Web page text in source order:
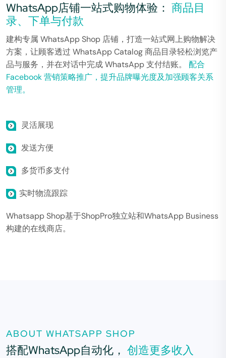
WhatsApp店铺一站式购物体验： 商品目
录、下单与付款
建构专属 WhatsApp Shop 店铺，打造一站式网上购物解决
方案，让顾客透过 WhatsApp Catalog 商品目录轻松浏览产
品与服务，并在对话中完成 WhatsApp 支付结账。 配合
Facebook 营销策略推广，提升品牌曝光度及加强顾客关系
管理。
灵活展现
发送方便
多货币多支付
实时物流跟踪
Whatsapp Shop基于ShopPro独立站和WhatsApp Business
构建的在线商店。
ABOUT WHATSAPP SHOP
搭配WhatsApp自动化， 创造更多收入